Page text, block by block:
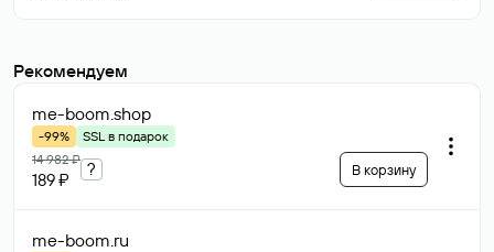
Рекомендуем
me-boom.shop
-99%
SSL в подарок
14 982 ₽
189 ₽
? В корзину
me-boom.ru